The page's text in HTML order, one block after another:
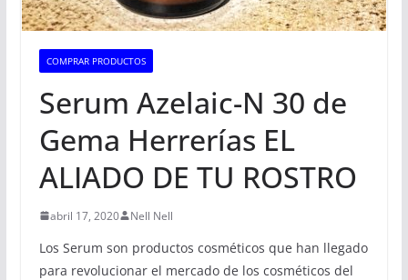
COMPRAR PRODUCTOS
Serum Azelaic-N 30 de
Gema Herrerías EL
ALIADO DE TU ROSTRO
abril 17, 2020 Nell Nell
Los Serum son productos cosméticos que han llegado
para revolucionar el mercado de los cosméticos del